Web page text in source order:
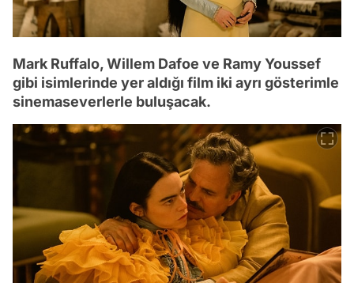
Mark Ruffalo, Willem Dafoe ve Ramy Youssef
gibi isimlerinde yer aldığı film iki ayrı gösterimle
sinemaseverlerle buluşacak.